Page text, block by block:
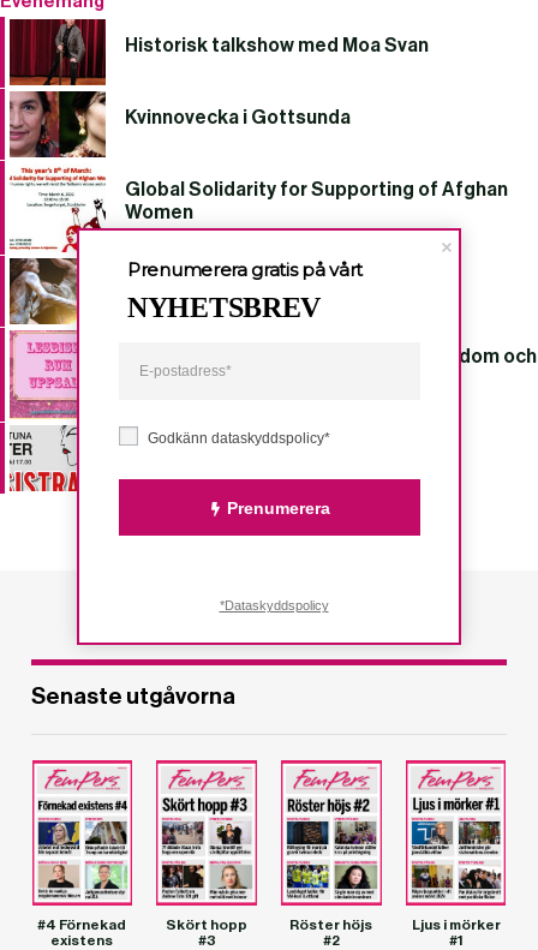
Historisk talkshow med Moa Svan
Kvinnovecka i Gottsunda
Global Solidarity for Supporting of Afghan
Women
Jojk och dans på 1 000 liter jord
Lesbiskt Rum Uppsala går på bio: Fördom och
Stolthet – en queer filmhistoria
Lysistrate på Eskilstuna teater
Senaste utgåvorna
#4 Förnekad
existens
Skört hopp
#3
Röster höjs
#2
Ljus i mörker
#1
Godkänn dataskyddspolicy*
Prenumerera
Prenumerera gratis på vårt
NYHETSBREV
*Dataskyddspolicy